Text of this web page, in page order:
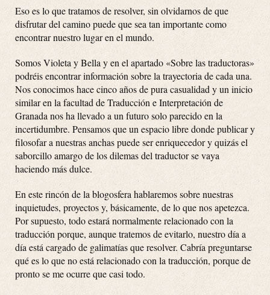
Eso es lo que tratamos de resolver, sin olvidarnos de que
disfrutar del camino puede que sea tan importante como
encontrar nuestro lugar en el mundo.
Somos Violeta y Bella y en el apartado «Sobre las traductoras»
podréis encontrar información sobre la trayectoria de cada una.
Nos conocimos hace cinco años de pura casualidad y un inicio
similar en la facultad de Traducción e Interpretación de
Granada nos ha llevado a un futuro solo parecido en la
incertidumbre. Pensamos que un espacio libre donde publicar y
filosofar a nuestras anchas puede ser enriquecedor y quizás el
saborcillo amargo de los dilemas del traductor se vaya
haciendo más dulce.
En este rincón de la blogosfera hablaremos sobre nuestras
inquietudes, proyectos y, básicamente, de lo que nos apetezca.
Por supuesto, todo estará normalmente relacionado con la
traducción porque, aunque tratemos de evitarlo, nuestro día a
día está cargado de galimatías que resolver. Cabría preguntarse
qué es lo que no está relacionado con la traducción, porque de
pronto se me ocurre que casi todo.